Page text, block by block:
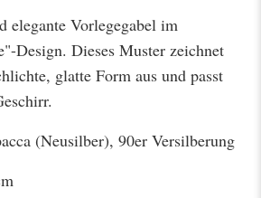
elegante Vorlegegabel im
Design. Dieses Muster zeichnet
glatte Form aus und passt
(Neusilber), 90er Versilberung